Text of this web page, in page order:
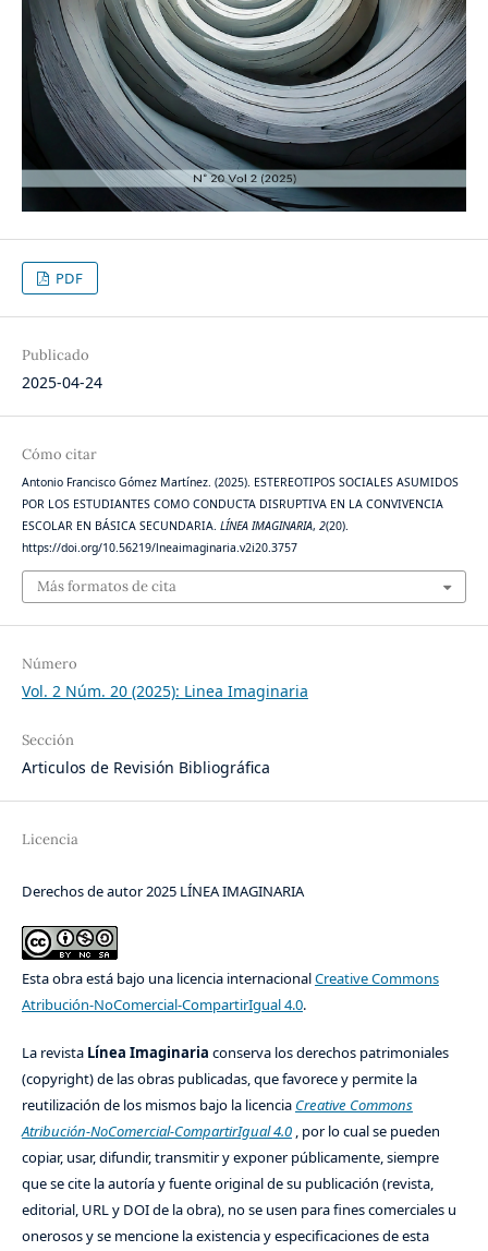
PDF
Publicado
2025-04-24
Cómo citar
Antonio Francisco Gómez Martínez. (2025). ESTEREOTIPOS SOCIALES ASUMIDOS
POR LOS ESTUDIANTES COMO CONDUCTA DISRUPTIVA EN LA CONVIVENCIA
ESCOLAR EN BÁSICA SECUNDARIA. LÍNEA IMAGINARIA, 2(20).
https://doi.org/10.56219/lneaimaginaria.v2i20.3757
Más formatos de cita
Número
Vol. 2 Núm. 20 (2025): Linea Imaginaria
Sección
Articulos de Revisión Bibliográfica
Licencia
Derechos de autor 2025 LÍNEA IMAGINARIA
Esta obra está bajo una licencia internacionalCreative Commons
Atribución-NoComercial-CompartirIgual 4.0.
La revista Línea Imaginaria conserva los derechos patrimoniales
(copyright) de las obras publicadas, que favorece y permite la
reutilización de los mismos bajo la licencia Creative Commons
Atribución-NoComercial-CompartirIgual 4.0, por lo cual se pueden
copiar, usar, difundir, transmitir y exponer públicamente, siempre
que se cite la autoría y fuente original de su publicación (revista,
editorial, URL y DOI de la obra), no se usen para fines comerciales u
onerosos y se mencione la existencia y especificaciones de esta